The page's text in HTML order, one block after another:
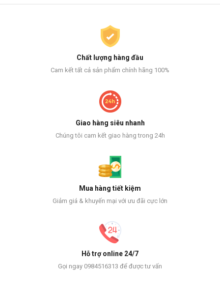
Chất lượng hàng đầu
Cam kết tất cả sản phẩm chính hãng 100%
Giao hàng siêu nhanh
Chúng tôi cam kết giao hàng trong 24h
Mua hàng tiết kiệm
Giảm giá & khuyến mại với ưu đãi cực lớn
Hỗ trợ online 24/7
Gọi ngay 0984516313 để được tư vấn